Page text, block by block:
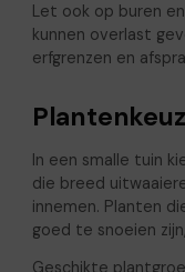
Let ook op buren
kunnen overlast
erfgrenzen en
In een smalle tuin
die breed
innemen. Planten
goed te snoeien
Geschikte